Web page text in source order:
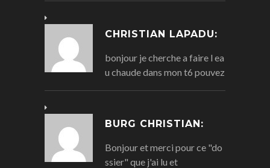
CHRISTIAN LAPADU:
bonjour je cherche a faire l ea
u chaude dans mon t6 pouvez
BURG CHRISTIAN:
Bonjour et merci pour ce "do
ssier" que j'ai lu et